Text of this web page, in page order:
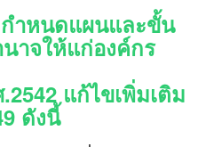
หนดแผนและขั้น
าจให้แก่องค์กร
แก้ไขเพิ่มเติม
ดังนี้